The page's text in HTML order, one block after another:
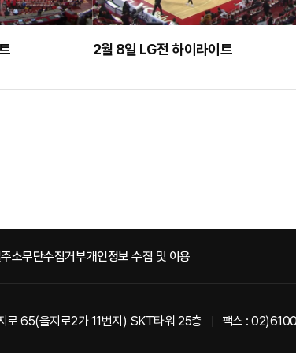
2월 8일 LG전 하이라이트
소무단수집거부개인정보 수집 및 이용
로 65(을지로2가 11번지) SKT타워 25층 팩스 :